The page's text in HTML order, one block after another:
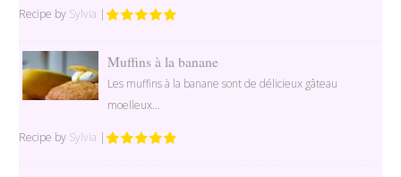
Recipe by Sylvia |
Muffins à la banane
Les muffins à la banane sont de délicieux gâteau
moelleux...
Recipe by Sylvia |